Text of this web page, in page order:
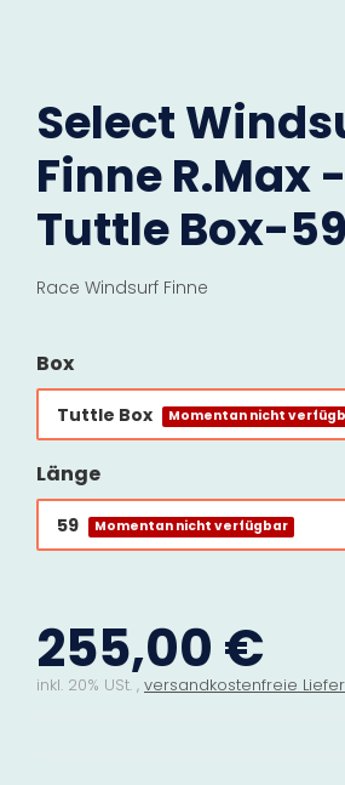
Select
Finne R.Max
Tuttle Box-59
Race Windsurf Finne
Box
Tuttle Box Momentan nicht
Länge
59 Momentan nicht verfügbar
255,00 €
inkl. 20% USt. , versandkostenfreie